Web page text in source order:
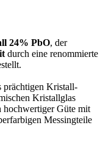
24% PbO, der
durch eine renommierte
prächtigen Kristall-
Kristallglas
hochwertiger Güte mit
Messingteile